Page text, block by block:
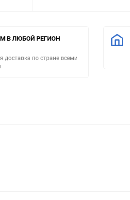
В ЛЮБОЙ РЕГИОН
доставка по стране всеми